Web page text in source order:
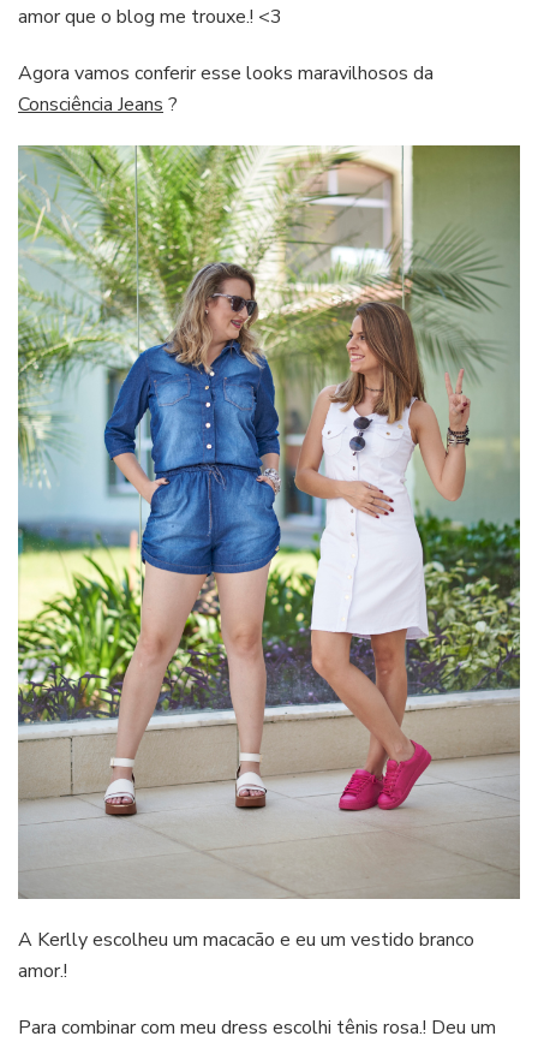
amor que o blog me trouxe.! <3
Agora vamos conferir esse looks maravilhosos da
Consciência Jeans ?
A Kerlly escolheu um macacão e eu um vestido branco
amor.!
Para combinar com meu dress escolhi tênis rosa.! Deu um